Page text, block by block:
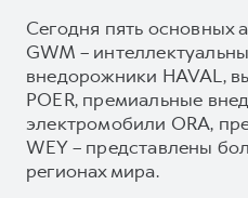
Сегодня пять основных
GWM –
внедорожники HAVAL,
POER, премиальные
электромобили ORA,
WEY – представлены
регионах мира.